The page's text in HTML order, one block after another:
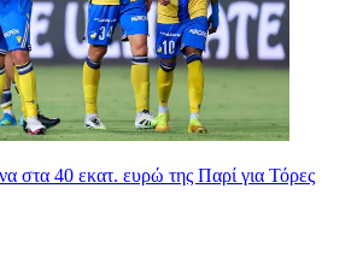
στα 40 εκατ. ευρώ της Παρί για Τόρες